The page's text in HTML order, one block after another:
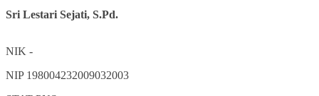
Sri Lestari Sejati, S.Pd.
NIK -
NIP 198004232009032003